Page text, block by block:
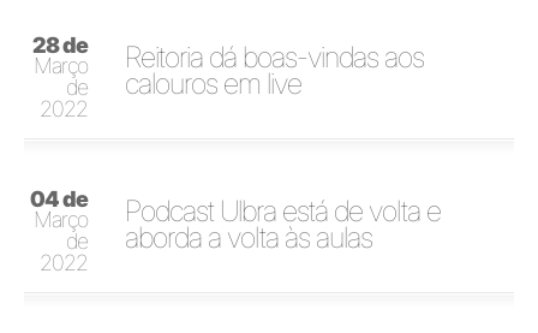
28 de
Março
de
2022
Reitoria dá boas-vindas aos
calouros em live
04 de
Março
de
2022
Podcast Ulbra está de volta e
aborda a volta às aulas